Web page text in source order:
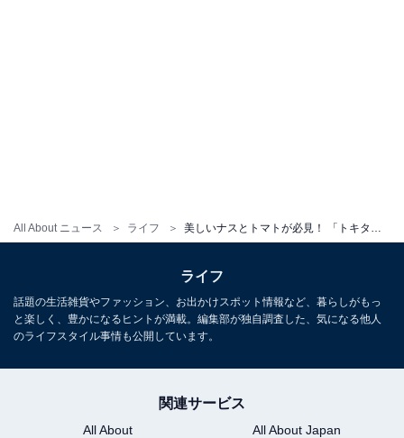
All About ニュース ライフ 美しいナスとトマトが必見！ 「トキタ種苗」オープンデーで見つけた家庭菜園にもおすすめの果菜類
ライフ
話題の生活雑貨やファッション、お出かけスポット情報など、暮らしがもっ
と楽しく、豊かになるヒントが満載。編集部が独自調査した、気になる他人
のライフスタイル事情も公開しています。
関連サービス
All About
All About Japan